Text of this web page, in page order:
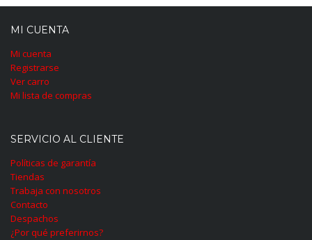
MI CUENTA
Mi cuenta
Registrarse
Ver carro
Mi lista de compras
SERVICIO AL CLIENTE
Políticas de garantía
Tiendas
Trabaja con nosotros
Contacto
Despachos
¿Por qué preferirnos?